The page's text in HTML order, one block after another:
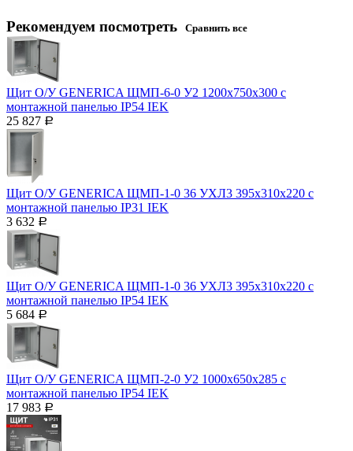
Рекомендуем посмотреть Сравнить все
Щит О/У GENERICA ЩМП-6-0 У2 1200х750х300 с
монтажной панелью IP54 IEK
25 827 Р
Щит О/У GENERICA ЩМП-1-0 36 УХЛ3 395х310х220 с
монтажной панелью IP31 IEK
3 632 Р
Щит О/У GENERICA ЩМП-1-0 36 УХЛ3 395х310х220 с
монтажной панелью IP54 IEK
5 684 Р
Щит О/У GENERICA ЩМП-2-0 У2 1000х650х285 с
монтажной панелью IP54 IEK
17 983 Р